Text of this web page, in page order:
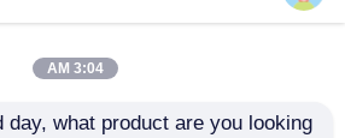
3:04 AM
day, what product are you looking